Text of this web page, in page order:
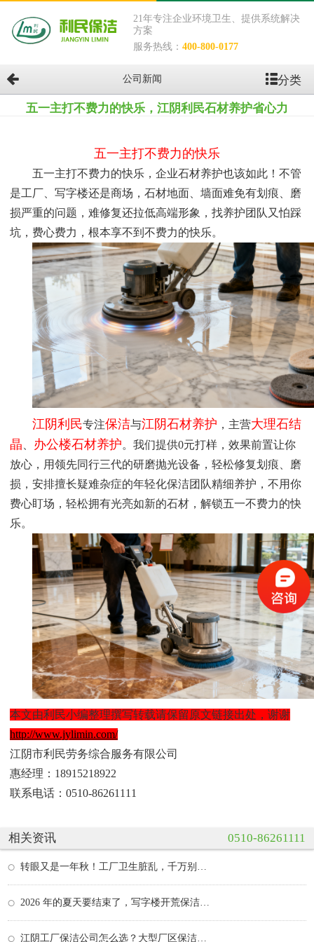
21年专注企业环境卫生、提供系统解决
方案
服务热线：400-800-0177
公司新闻 分类
五一主打不费力的快乐，江阴利民石材养护省心力
五一主打不费力的快乐
五一主打不费力的快乐，企业石材养护也该如此！不管
是工厂、写字楼还是商场，石材地面、墙面难免有划痕、磨
损严重的问题，难修复还拉低高端形象，找养护团队又怕踩
坑，费心费力，根本享不到不费力的快乐。
江阴利民专注保洁与江阴石材养护 ，主营大理石结
晶
办公楼石材养护。我们提供0元打样，效果前置让你
放心，用领先同行三代的研磨抛光设备，轻松修复划痕、磨
损，安排擅长疑难杂症的年轻化保洁团队精细养护，不用你
费心盯场，轻松拥有光亮如新的石材，解锁五一不费力的快
乐。
本文由利民小编整理撰写转载请保留原文链接出处，谢谢
http://www.jylimin.com/
江阴市利民劳务综合服务有限公司
惠经理：18915218922
联系电话：0510-86261111
相关资讯 0510-86261111